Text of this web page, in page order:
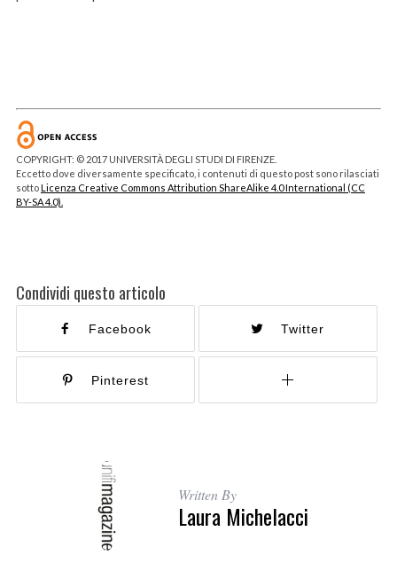
COPYRIGHT: © 2017 UNIVERSITÀ DEGLI STUDI DI FIRENZE.
Eccetto dove diversamente specificato, i contenuti di questo post sono rilasciati
sottoLicenza Creative Commons Attribution ShareAlike 4.0 International (CC
BY-SA 4.0).
Condividi questo articolo
Facebook Twitter
Pinterest
Written By
Laura Michelacci